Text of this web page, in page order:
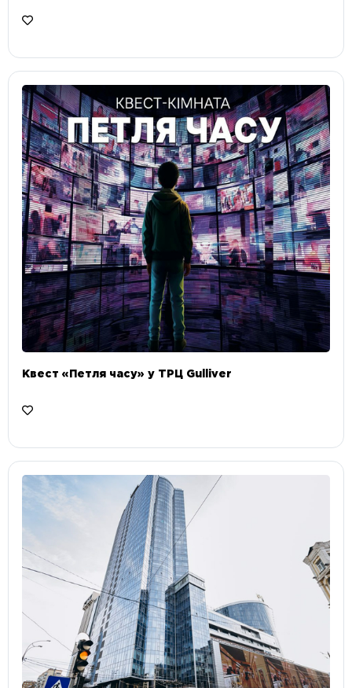
Квест «Петля часу» у ТРЦ Gulliver